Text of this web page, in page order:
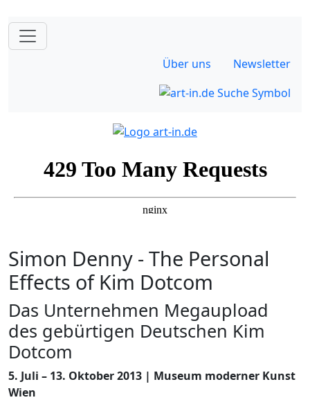
Über uns Newsletter
Simon Denny - The Personal
Effects of Kim Dotcom
Das Unternehmen Megaupload
des gebürtigen Deutschen Kim
Dotcom
5. Juli – 13. Oktober 2013 | Museum moderner Kunst
Wien